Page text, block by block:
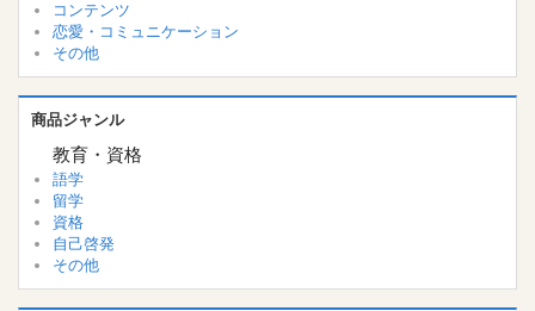
コンテンツ
恋愛・コミュニケーション
その他
商品ジャンル
教育・資格
語学
留学
資格
自己啓発
その他